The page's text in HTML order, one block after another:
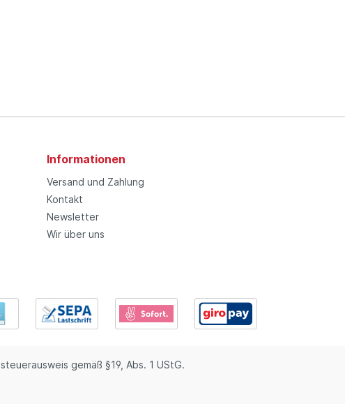
Informationen
Versand und Zahlung
Kontakt
Newsletter
Wir über uns
gemäß §19, Abs. 1 UStG.